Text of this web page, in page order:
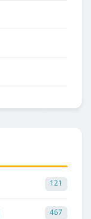
121
467